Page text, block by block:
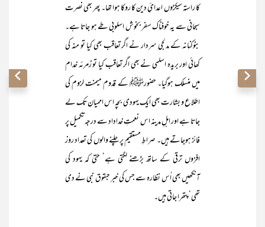
کا راستہ سیکڑوں اعدائِ دین کا روکا ہوا تھا۔ پھر بھی نصرت
سبحانی سے یہ خوفناک سفر بخوش اسلوبی طے ہو جاتا ہے۔
بنوکنانہ کے مدلجی سردار نے اگر تعاقب بھی کیا تو منہ کی
کھائی اور بریدہ اسلمی نے بھی اگر تعاقب کیا تو زمرئہ خدام
میں منسلک ہوگیا۔ حضورﷺ کے قدوم میمنت لزوم کی
اطلاع و بشارت بھی ایک یہودی بچہ اس اممیان تک لے
جاتا ہے اور اہلِ مدینہ اس نعمتِ خداداد سے درجہ تکمیل پر
فائز ہوجاتے ہیں۔ صراطِ مستقیم پر چلنے والوں کی تعداد روز
افزوں ترقی کے ساتھ بڑھنے لگتی ہے‘ حتیٰ کہ یہود کی
آنکھیں بھی اُس نظارہ سے جس کی خبر حبقوق نبی نے دی
تھی‘ پتھرا جاتی ہیں۔